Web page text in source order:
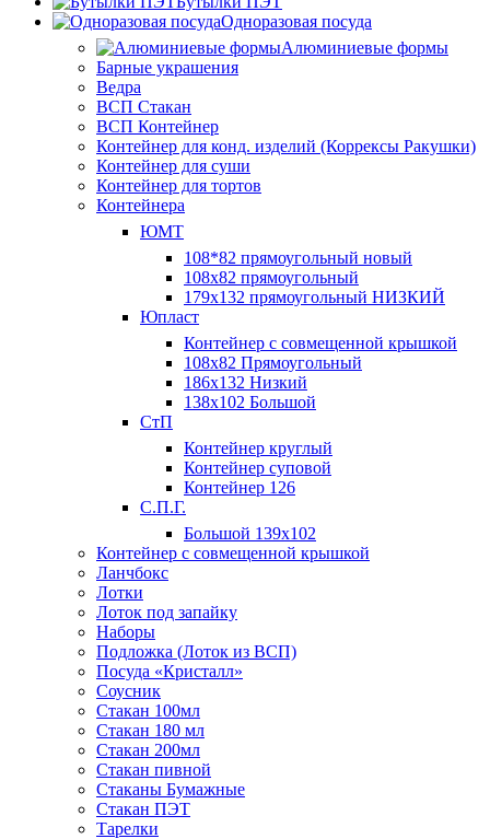
Одноразовая посуда
Алюминиевые формы
Барные украшения
Ведра
ВСП Стакан
ВСП Контейнер
Контейнер для конд. изделий (Коррексы Ракушки)
Контейнер для суши
Контейнер для тортов
Контейнера
ЮМТ
108*82 прямоугольный новый
108х82 прямоугольный
179х132 прямоугольный НИЗКИЙ
Юпласт
Контейнер с совмещенной крышкой
108х82 Прямоугольный
186х132 Низкий
138х102 Большой
СтП
Контейнер круглый
Контейнер суповой
Контейнер 126
С.П.Г.
Большой 139х102
Контейнер с совмещенной крышкой
Ланчбокс
Лотки
Лоток под запайку
Наборы
Подложка (Лоток из ВСП)
Посуда «Кристалл»
Соусник
Стакан 100мл
Стакан 180 мл
Стакан 200мл
Стакан пивной
Стаканы Бумажные
Стакан ПЭТ
Тарелки